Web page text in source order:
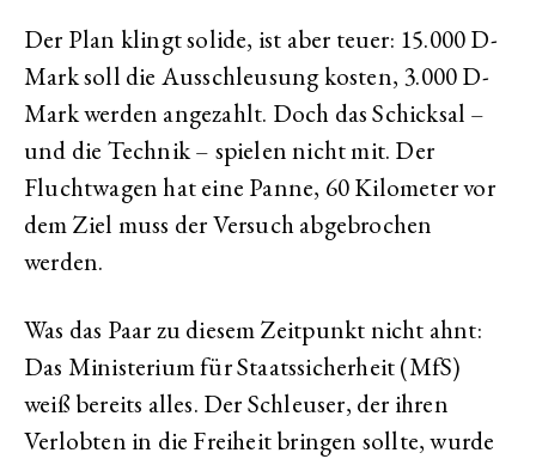
Der Plan klingt solide, ist aber teuer: 15.000 D-
Mark soll die Ausschleusung kosten, 3.000 D-
Mark werden angezahlt. Doch das Schicksal –
und die Technik – spielen nicht mit. Der
Fluchtwagen hat eine Panne, 60 Kilometer vor
dem Ziel muss der Versuch abgebrochen
werden.
Was das Paar zu diesem Zeitpunkt nicht ahnt:
Das Ministerium für Staatssicherheit (MfS)
weiß bereits alles. Der Schleuser, der ihren
Verlobten in die Freiheit bringen sollte, wurde